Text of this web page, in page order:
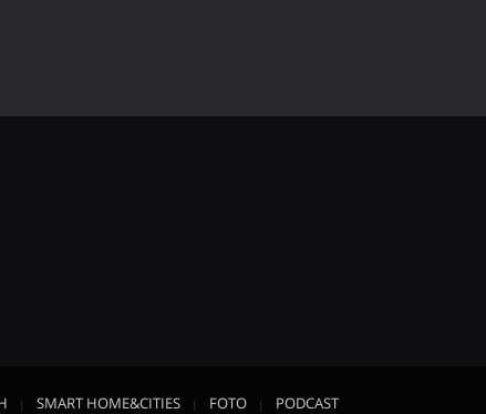
SMART HOME&CITIES FOTO PODCAST